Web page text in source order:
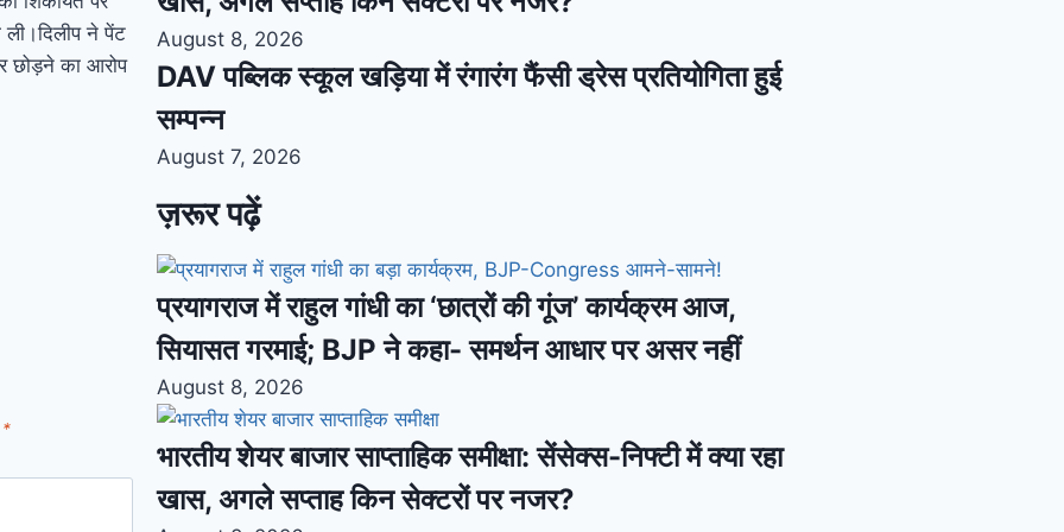
ने पेंट
छोड़ने का आरोप
*
August 8, 2026
DAV पब्लिक स्कूल खड़िया में रंगारंग फैंसी ड्रेस प्रतियोगिता हुई
सम्पन्न
August 7, 2026
ज़रूर पढ़ें
प्रयागराज में राहुल गांधी का ‘छात्रों की गूंज’ कार्यक्रम आज,
सियासत गरमाई; BJP ने कहा- समर्थन आधार पर असर नहीं
August 8, 2026
भारतीय शेयर बाजार साप्ताहिक समीक्षा: सेंसेक्स-निफ्टी में क्या रहा
खास, अगले सप्ताह किन सेक्टरों पर नजर?